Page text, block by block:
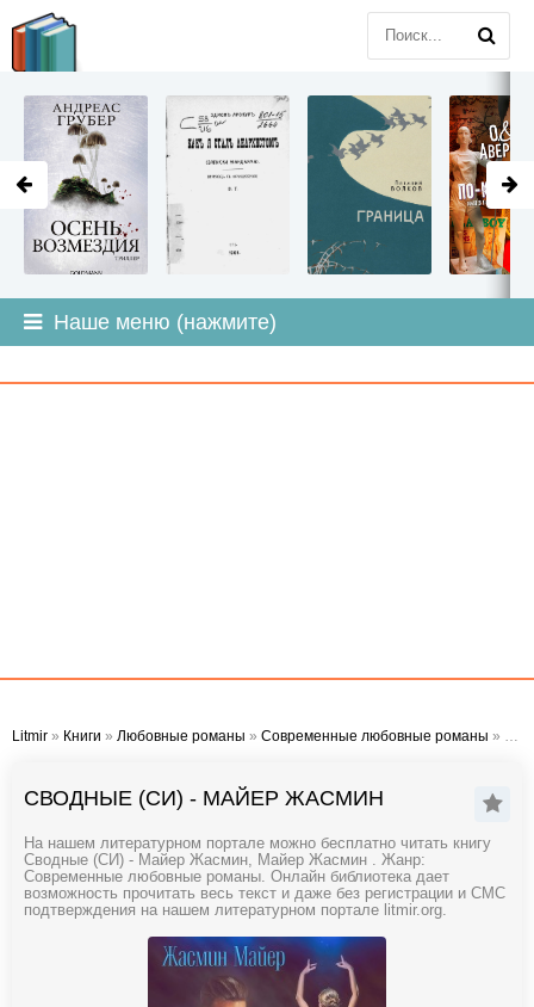
Наше меню (нажмите)
Litmir » Книги » Любовные романы » Современные любовные романы » Сводные (СИ) - Майер Жасмин
СВОДНЫЕ (СИ) - МАЙЕР ЖАСМИН
На нашем литературном портале можно бесплатно читать книгу
Сводные (СИ) - Майер Жасмин, Майер Жасмин . Жанр:
Современные любовные романы. Онлайн библиотека дает
возможность прочитать весь текст и даже без регистрации и СМС
подтверждения на нашем литературном портале litmir.org.
LITMIR.ORG